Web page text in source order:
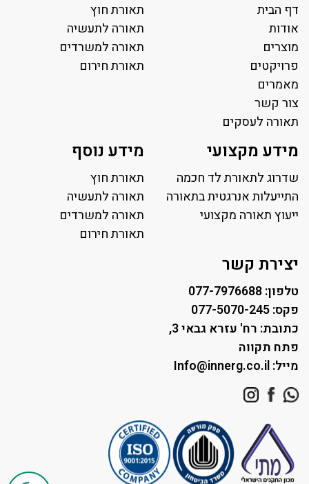
דף הבית
אודות
מוצרים
פרויקטים
מאמרים
צור קשר
תאורה לעסקים
פאנל לד
פרופיל תאורה
תאורה לאולמות ספורט
תאורה למגרשי טניס
תאורת חוץ
תאורה לתעשיה
תאורה למשרדים
תאורת חירום
מידע מקצועי
שדרוג לתאורת לד חכמה
התייעלות אנרגטית בתאורה
ייעוץ תאורה מקצועי
מידע נוסף
תאורת חוץ
תאורה לתעשיה
תאורה למשרדים
תאורת חירום
יצירת קשר
טלפון: 077-7976688
פקס: 077-5070-245
כתובת: רח' עזרא גבאי 3,
פתח תקווה
מייל: Info@innerg.co.il